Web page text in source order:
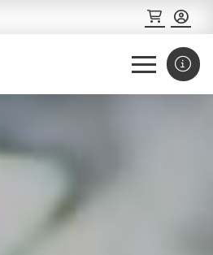
información